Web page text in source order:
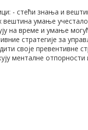
- стећи знања и
вештина умање
на време и умање
стратегије за
своје превентивне
менталне